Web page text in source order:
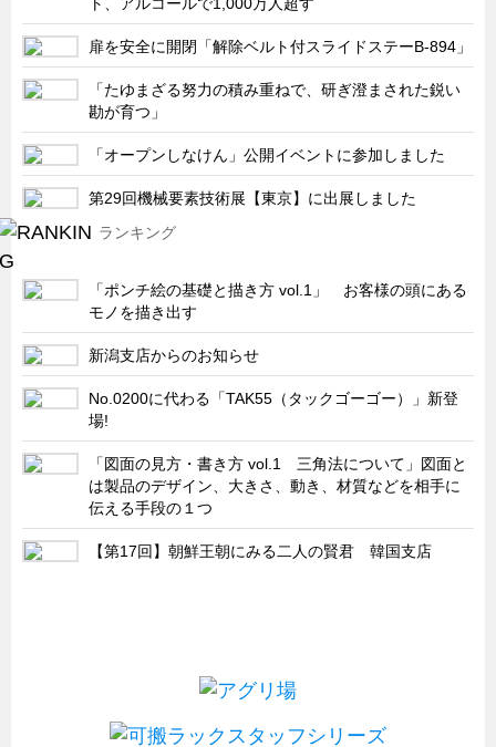
扉を安全に開閉「解除ベルト付スライドステーB-894」
「たゆまざる努力の積み重ねで、研ぎ澄まされた鋭い
勘が育つ」
「オープンしなけん」公開イベントに参加しました
第29回機械要素技術展【東京】に出展しました
ランキング
「ポンチ絵の基礎と描き方 vol.1」 お客様の頭にある
モノを描き出す
新潟支店からのお知らせ
No.0200に代わる「TAK55（タックゴーゴー）」新登
場!
「図面の見方・書き方 vol.1 三角法について」図面と
は製品のデザイン、大きさ、動き、材質などを相手に
伝える手段の１つ
【第17回】朝鮮王朝にみる二人の賢君 韓国支店